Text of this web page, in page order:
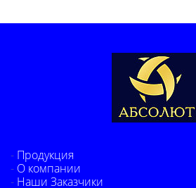
Продукция
О компании
Наши Заказчики